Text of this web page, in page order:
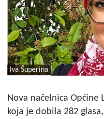
Iva Šuperina
Nova načelnica Općine
koja je dobila 282